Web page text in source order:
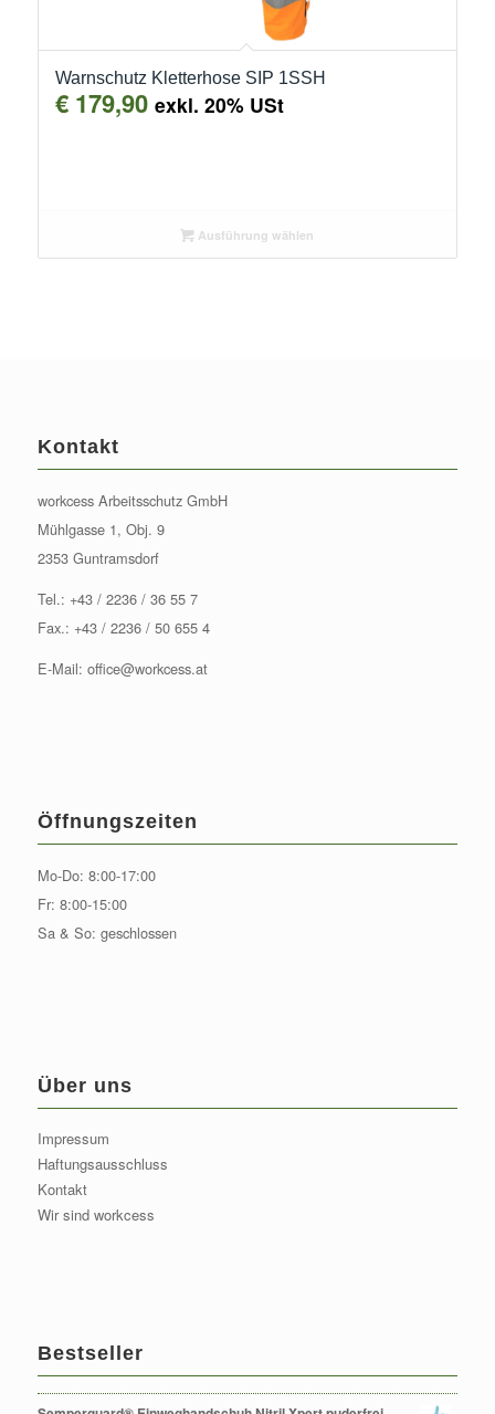
Warnschutz Kletterhose SIP 1SSH
€179,90 exkl. 20% USt
Ausführung wählen
Kontakt
workcess Arbeitsschutz GmbH
Mühlgasse 1, Obj. 9
2353 Guntramsdorf
Tel.: +43 / 2236 / 36 55 7
Fax.: +43 / 2236 / 50 655 4
E-Mail: office@workcess.at
Öffnungszeiten
Mo-Do: 8:00-17:00
Fr: 8:00-15:00
Sa & So: geschlossen
Über uns
Impressum
Haftungsausschluss
Kontakt
Wir sind workcess
Bestseller